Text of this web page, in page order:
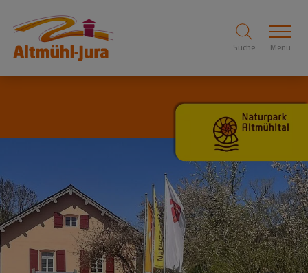
Suche Menü